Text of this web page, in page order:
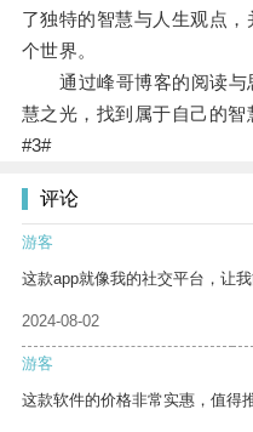
了独特的智慧与人生观点
个世界。
通过峰哥博客的阅读与
慧之光，找到属于自己的智
#3#
评论
游客
这款app就像我的社交平台，让
2024-08-02
游客
这款软件的价格非常实惠，值得